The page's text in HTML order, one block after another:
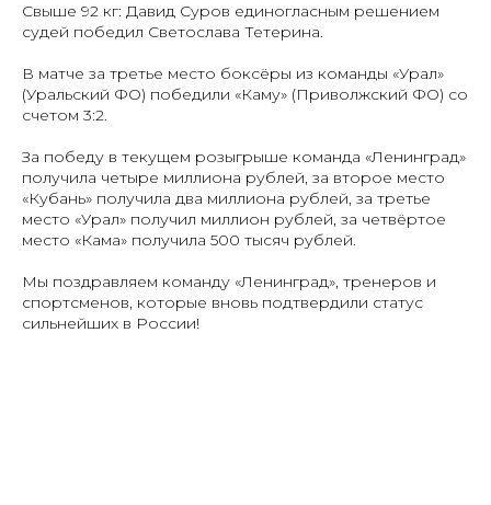
Свыше 92 кг: Давид Суров единогласным решением
судей победил Светослава Тетерина.
В матче за третье место боксёры из команды «Урал»
(Уральский ФО) победили «Каму» (Приволжский ФО) со
счетом 3:2.
За победу в текущем розыгрыше команда «Ленинград»
получила четыре миллиона рублей, за второе место
«Кубань» получила два миллиона рублей, за третье
место «Урал» получил миллион рублей, за четвёртое
место «Кама» получила 500 тысяч рублей.
Мы поздравляем команду «Ленинград», тренеров и
спортсменов, которые вновь подтвердили статус
сильнейших в России!